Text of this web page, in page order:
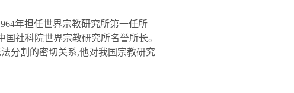
年担任世界宗教研究所第一任所
国社科院世界宗教研究所名誉所长。
分割的密切关系,他对我国宗教研究